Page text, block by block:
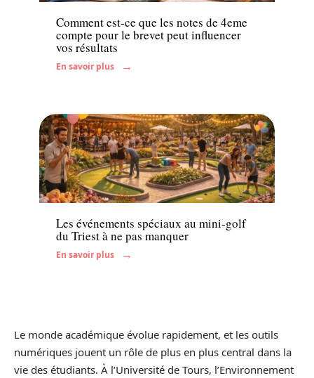
Comment est-ce que les notes de 4eme
compte pour le brevet peut influencer
vos résultats
En savoir plus
Famille
Les événements spéciaux au mini-golf
du Triest à ne pas manquer
En savoir plus
Le monde académique évolue rapidement, et les outils
numériques jouent un rôle de plus en plus central dans la
vie des étudiants. À l’Université de Tours, l’Environnement